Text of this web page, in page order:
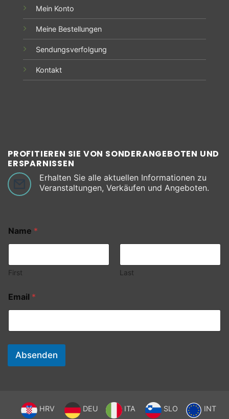
Mein Konto
Meine Bestellungen
Sendungsverfolgung
Kontakt
PROFITIEREN SIE VON SONDERANGEBOTEN UND
ERSPARNISSEN
Erhalten Sie alle aktuellen Informationen zu
Veranstaltungen, Verkäufen und Angeboten.
Name *
First Last
Email *
Absenden
HRV DEU ITA SLO INT